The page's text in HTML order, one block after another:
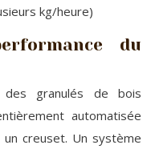
kg/heure)
du
granulés de bois
automatisée
creuset. Un système